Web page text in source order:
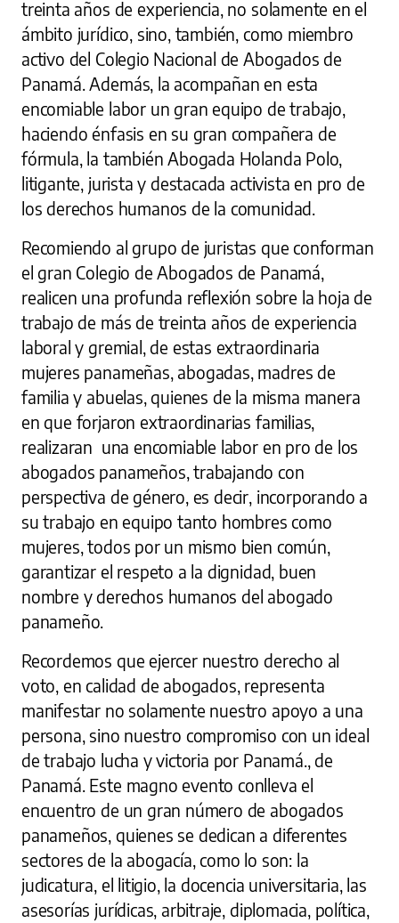
treinta años de experiencia, no solamente en el
ámbito jurídico, sino, también, como miembro
activo del Colegio Nacional de Abogados de
Panamá. Además, la acompañan en esta
encomiable labor un gran equipo de trabajo,
haciendo énfasis en su gran compañera de
fórmula, la también Abogada Holanda Polo,
litigante, jurista y destacada activista en pro de
los derechos humanos de la comunidad.
Recomiendo al grupo de juristas que conforman
el gran Colegio de Abogados de Panamá,
realicen una profunda reflexión sobre la hoja de
trabajo de más de treinta años de experiencia
laboral y gremial, de estas extraordinaria
mujeres panameñas, abogadas, madres de
familia y abuelas, quienes de la misma manera
en que forjaron extraordinarias familias,
realizaran una encomiable labor en pro de los
abogados panameños, trabajando con
perspectiva de género, es decir, incorporando a
su trabajo en equipo tanto hombres como
mujeres, todos por un mismo bien común,
garantizar el respeto a la dignidad, buen
nombre y derechos humanos del abogado
panameño.
Recordemos que ejercer nuestro derecho al
voto, en calidad de abogados, representa
manifestar no solamente nuestro apoyo a una
persona, sino nuestro compromiso con un ideal
de trabajo lucha y victoria por Panamá., de
Panamá. Este magno evento conlleva el
encuentro de un gran número de abogados
panameños, quienes se dedican a diferentes
sectores de la abogacía, como lo son: la
judicatura, el litigio, la docencia universitaria, las
asesorías jurídicas, arbitraje, diplomacia, política,